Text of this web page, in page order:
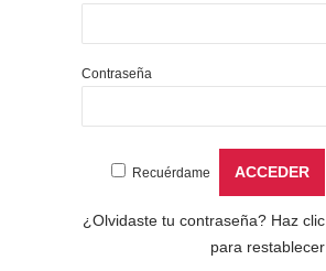
Contraseña
Recuérdame
¿Olvidaste tu contraseña? Haz clic
para restablecer